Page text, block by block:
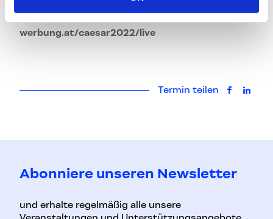
Kalender rot anstreichen und den Streaming Link
werbung.at/caesar2022/live
Termin teilen auf auf
Abonniere unseren Newsletter
und erhalte regelmäßig alle unsere